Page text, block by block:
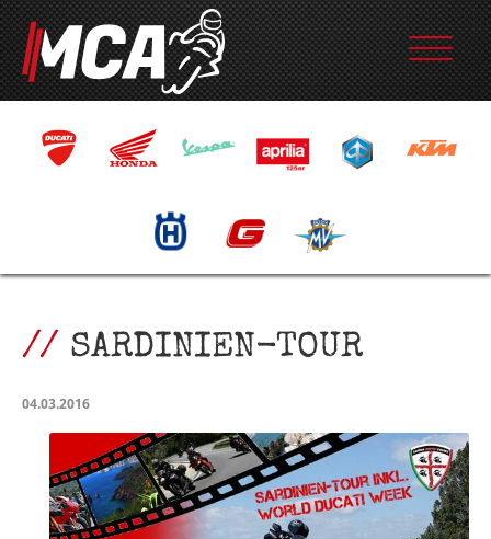
SARDINIEN-TOUR
04.03.2016